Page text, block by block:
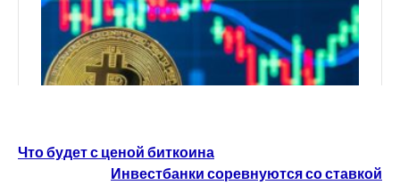
Навигация
Что будет с ценой биткоина
Инвестбанки соревнуются со ставкой